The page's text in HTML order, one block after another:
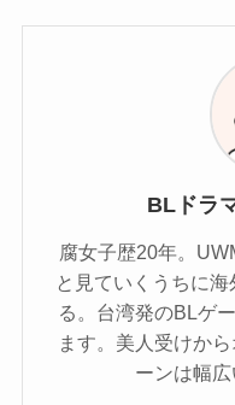
BLドラ
腐女子歴20年。
と見ていくうちに
る。台湾発のBLゲ
ます。美人受けか
ーンは幅広